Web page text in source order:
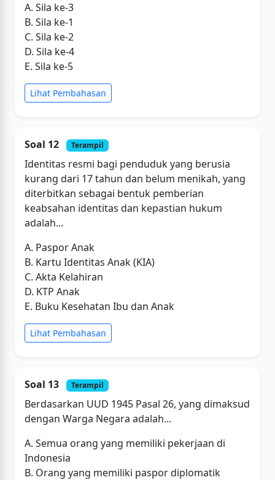
A. Sila ke-3
B. Sila ke-1
C. Sila ke-2
D. Sila ke-4
E. Sila ke-5
Lihat Pembahasan
Soal 12 Terampil
Identitas resmi bagi penduduk yang berusia
kurang dari 17 tahun dan belum menikah, yang
diterbitkan sebagai bentuk pemberian
keabsahan identitas dan kepastian hukum
adalah...
A. Paspor Anak
B. Kartu Identitas Anak (KIA)
C. Akta Kelahiran
D. KTP Anak
E. Buku Kesehatan Ibu dan Anak
Lihat Pembahasan
Soal 13 Terampil
Berdasarkan UUD 1945 Pasal 26, yang dimaksud
dengan Warga Negara adalah...
A. Semua orang yang memiliki pekerjaan di
Indonesia
B. Orang yang memiliki paspor diplomatik